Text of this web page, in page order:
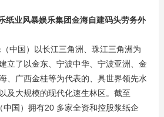
纸业风暴娱乐集团金海自建码头劳务外
中国）以长江三角洲、珠江三角洲为
立了以金东、宁波中华、宁波亚洲、金
、广西金桂等为代表的、具世界领先水
及大规模的现代化速生林区。截至
国）拥有20 多家全资和控股浆纸企